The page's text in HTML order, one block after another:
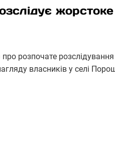
про розпочате
власників у селі